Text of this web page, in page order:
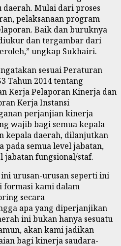
Mulai dari proses
pelaksanaan program
Baik dan buruknya
dan tergambar dari
ungkap Sukhairi.
sesuai Peraturan
Tahun 2014 tentang
Kerja Pelaporan Kinerja dan
Kerja Instansi
perjanjian kinerja
wajib bagi semua kepala
kepala daerah, dilanjutkan
semua level jabatan,
jabatan fungsional/staf.
urusan-urusan seperti ini
formasi kami dalam
secara
apa yang diperjanjikan
ini bukan hanya sesuatu
akan kami jadikan
bagi kinerja saudara-